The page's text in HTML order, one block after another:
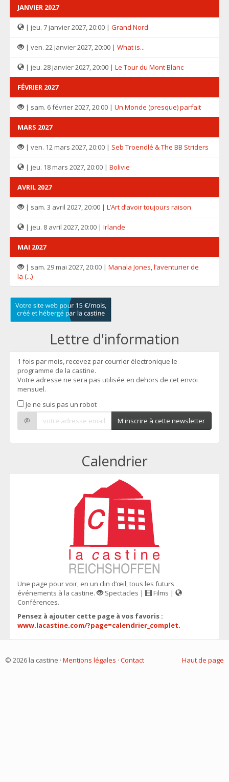
JANVIER 2027
| jeu. 7 janvier 2027, 20:00 | Grand Nord
| ven. 22 janvier 2027, 20:00 | What is...
| jeu. 28 janvier 2027, 20:00 | Le Tour du Mont Blanc
FÉVRIER 2027
| sam. 6 février 2027, 20:00 | Un Monde (presque) parfait
MARS 2027
| ven. 12 mars 2027, 20:00 | Seb Troendlé & The BB Striders
| jeu. 18 mars 2027, 20:00 | Bolivie
AVRIL 2027
| sam. 3 avril 2027, 20:00 | L’Art d’avoir toujours raison
| jeu. 8 avril 2027, 20:00 | Irlande
MAI 2027
| sam. 29 mai 2027, 20:00 | Manala Jones, l’aventurier de
la (...)
Lettre d'information
1 fois par mois, recevez par courrier électronique le
programme de la castine.
Votre adresse ne sera pas utilisée en dehors de cet envoi
mensuel.
Je ne suis pas un robot
@
M'inscrire à cette newsletter
Calendrier
Une page pour voir, en un clin d’œil, tous les futurs
événements à la castine.
Spectacles |
Films |
Conférences.
Pensez à ajouter cette page à vos favoris :
www.lacastine.com/?page=calendrier_complet.
Haut de page
© 2026 la castine · Mentions légales · Contact